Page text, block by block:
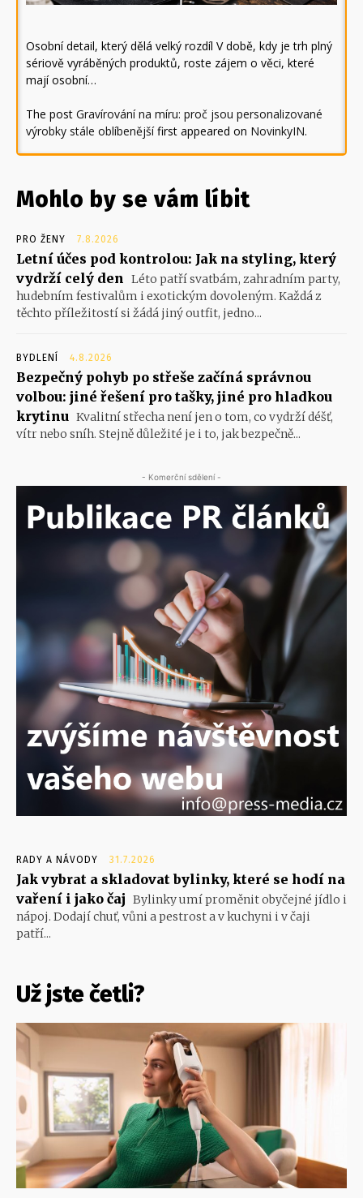
Osobní detail, který dělá velký rozdíl V době, kdy je trh plný
sériově vyráběných produktů, roste zájem o věci, které
mají osobní…
The post Gravírování na míru: proč jsou personalizované
výrobky stále oblíbenějšífirst appeared on NovinkyIN.
Mohlo by se vám líbit
PRO ŽENY 7.8.2026
Letní účes pod kontrolou: Jak na styling, který
vydrží celý den
Léto patří svatbám, zahradním party,
hudebním festivalům i exotickým dovoleným. Každá z
těchto příležitostí si žádá jiný outfit, jedno...
BYDLENÍ 4.8.2026
Bezpečný pohyb po střeše začíná správnou
volbou: jiné řešení pro tašky, jiné pro hladkou
krytinu Kvalitní střecha není jen o tom, co vydrží déšť,
vítr nebo sníh. Stejně důležité je i to, jak bezpečně...
- Komerční sdělení -
RADY A NÁVODY 31.7.2026
Jak vybrat a skladovat bylinky, které se hodí na
vaření i jako čaj Bylinky umí proměnit obyčejné jídlo i
nápoj. Dodají chuť, vůni a pestrost a v kuchyni i v čaji
patří...
Už jste četli?